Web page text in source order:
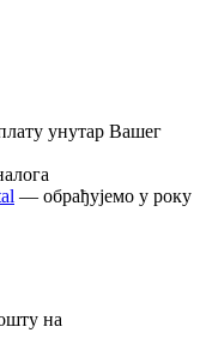
унутар Вашег
— обрађујемо у року
на